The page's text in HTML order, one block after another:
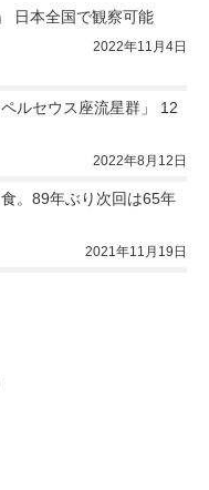
日本全国で観察可能
2022年11月4日
ルセウス座流星群」 12
2022年8月12日
。89年ぶり次回は65年
2021年11月19日